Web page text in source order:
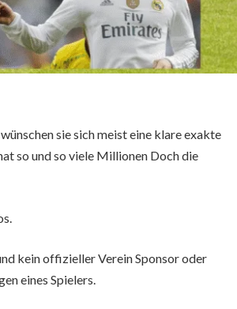
sie sich meist eine klare exakte
so und so viele Millionen Doch die
kein offizieller Verein Sponsor oder
eines Spielers.